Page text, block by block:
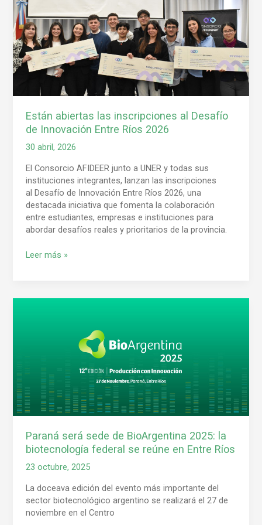
Están abiertas las inscripciones al Desafío
de Innovación Entre Ríos 2026
30 abril, 2026
El Consorcio AFIDEER junto a UNER y todas sus
instituciones integrantes, lanzan las inscripciones
al Desafío de Innovación Entre Ríos 2026, una
destacada iniciativa que fomenta la colaboración
entre estudiantes, empresas e instituciones para
abordar desafíos reales y prioritarios de la provincia.
abiertas
las
inscripciones
al
Desafío
de
Innovación
Entre
2026
Leer más »
Paraná será sede de BioArgentina 2025: la
biotecnología federal se reúne en Entre Ríos
23 octubre, 2025
La doceava edición del evento más importante del
sector biotecnológico argentino se realizará el 27 de
noviembre en el Centro
biotecnología
federal
se
en
Entre
Ríos